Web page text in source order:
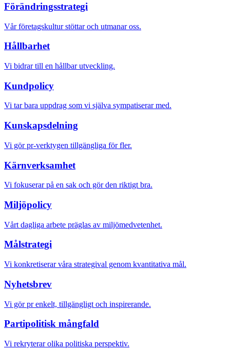
Förändringsstrategi
Vår företagskultur stöttar och utmanar oss.
Hållbarhet
Vi bidrar till en hållbar utveckling.
Kundpolicy
Vi tar bara uppdrag som vi själva sympatiserar med.
Kunskapsdelning
Vi gör pr-verktygen tillgängliga för fler.
Kärnverksamhet
Vi fokuserar på en sak och gör den riktigt bra.
Miljöpolicy
Vårt dagliga arbete präglas av miljömedvetenhet.
Målstrategi
Vi konkretiserar våra strategival genom kvantitativa mål.
Nyhetsbrev
Vi gör pr enkelt, tillgängligt och inspirerande.
Partipolitisk mångfald
Vi rekryterar olika politiska perspektiv.